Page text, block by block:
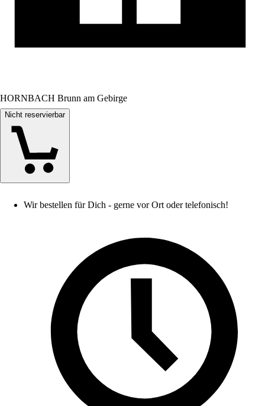
HORNBACH Brunn am Gebirge
Nicht reservierbar
Wir bestellen für Dich - gerne vor Ort oder telefonisch!